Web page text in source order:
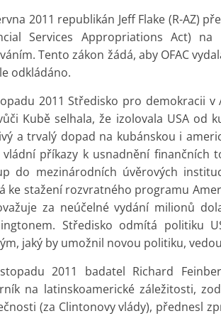
2011 republikán Jeff Flake (R-AZ)
Services Appropriations Act)
Tento zákon žádá, aby OFAC
odkládáno.
2011 Středisko pro demokracii
Kubě selhala, že izolovala USA
a trvalý dopad na kubánskou i
vládní příkazy k usnadnění finančních
do mezinárodních úvěrových
ke stažení rozvratného programu
za neúčelné vydání milionů
Středisko odmítá politiku
jaký by umožnil novou politiku,
2011 badatel Richard
na latinskoamerické záležitosti,
(za Clintonovy vlády), přednesl